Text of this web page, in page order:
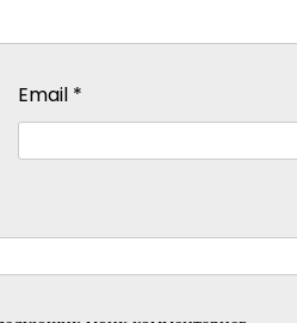
Email *